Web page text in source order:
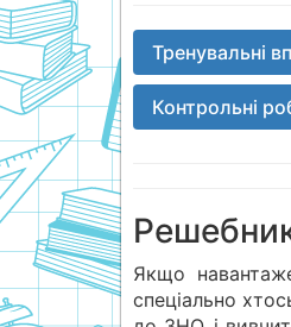
Тренувальні
Контрольні
Решебник
Якщо
спеціально